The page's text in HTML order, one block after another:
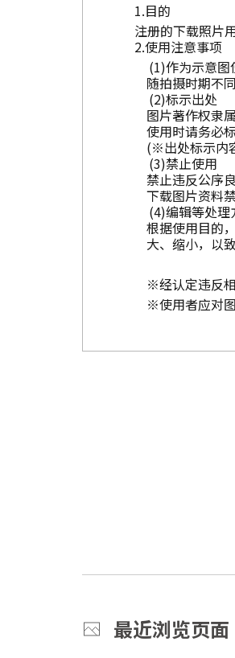
目的
注册的下载照片
使用注意事项
作为示意图
随拍摄时期不
标示出处
图片著作权隶
使用时请务必
(※出处标示内
禁止使用
禁止违反公序
下载图片资料
编辑等处理
根据使用目的
大、缩小，以
※经认定违反
※使用者应对
最近浏览页面